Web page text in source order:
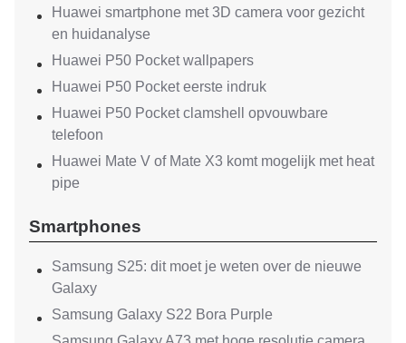
Huawei smartphone met 3D camera voor gezicht
en huidanalyse
Huawei P50 Pocket wallpapers
Huawei P50 Pocket eerste indruk
Huawei P50 Pocket clamshell opvouwbare
telefoon
Huawei Mate V of Mate X3 komt mogelijk met heat
pipe
Smartphones
Samsung S25: dit moet je weten over de nieuwe
Galaxy
Samsung Galaxy S22 Bora Purple